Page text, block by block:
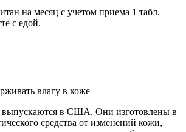
на месяц с учетом приема 1 табл.
с едой.
влагу в коже
выпускаются в США. Они изготовлены в
средства от изменений кожи,